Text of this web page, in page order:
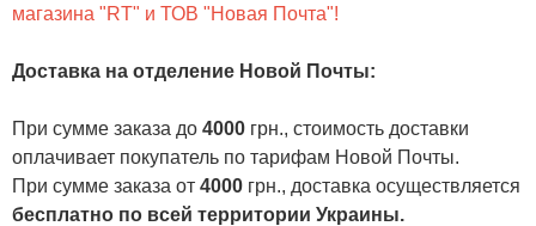
магазина "RT" и ТОВ "Новая Почта"!
Доставка на отделение Новой Почты:
При сумме заказа до 4000 грн., стоимость доставки
оплачивает покупатель по тарифам Новой Почты.
При сумме заказа от 4000 грн., доставка осуществляется
бесплатно по всей территории Украины.